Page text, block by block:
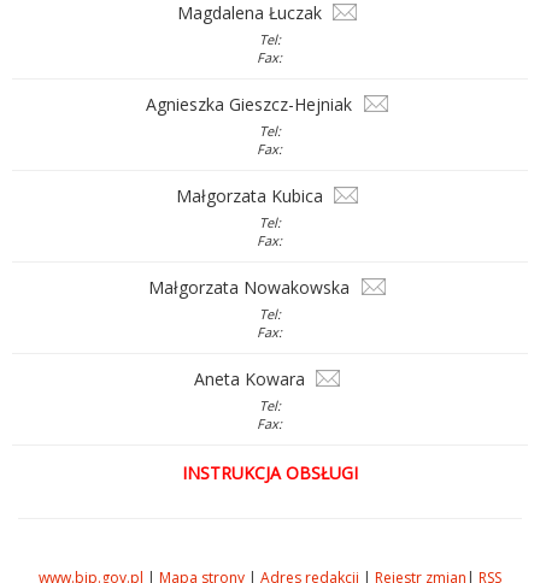
Magdalena Łuczak
Tel:
Fax:
Agnieszka Gieszcz-Hejniak
Tel:
Fax:
Małgorzata Kubica
Tel:
Fax:
Małgorzata Nowakowska
Tel:
Fax:
Aneta Kowara
Tel:
Fax:
INSTRUKCJA OBSŁUGI
www.bip.gov.pl | Mapa strony | Adres redakcji | Rejestr zmian | RSS